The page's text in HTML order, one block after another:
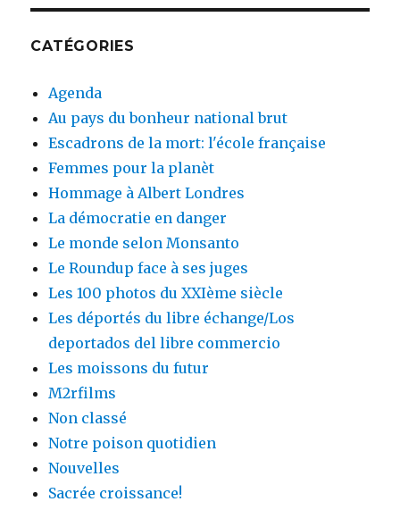
CATÉGORIES
Agenda
Au pays du bonheur national brut
Escadrons de la mort: l'école française
Femmes pour la planèt
Hommage à Albert Londres
La démocratie en danger
Le monde selon Monsanto
Le Roundup face à ses juges
Les 100 photos du XXIème siècle
Les déportés du libre échange/Los
deportados del libre commercio
Les moissons du futur
M2rfilms
Non classé
Notre poison quotidien
Nouvelles
Sacrée croissance!